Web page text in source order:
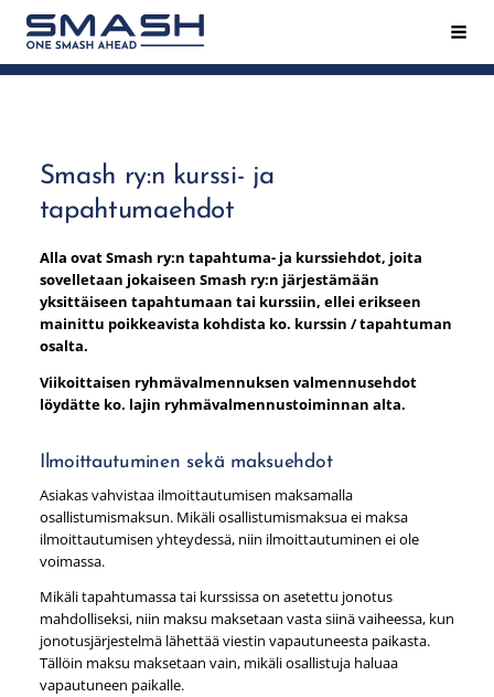
Siirry
sivun
sisältöön
Smash ry - Suomen suurin mailapeliseura
Smash ry:n kurssi- ja
tapahtumaehdot
Alla ovat Smash ry:n tapahtuma- ja kurssiehdot, joita
sovelletaan jokaiseen Smash ry:n järjestämään
yksittäiseen tapahtumaan tai kurssiin, ellei erikseen
mainittu poikkeavista kohdista ko. kurssin / tapahtuman
osalta.
Viikoittaisen ryhmävalmennuksen valmennusehdot
löydätte ko. lajin ryhmävalmennustoiminnan alta.
Ilmoittautuminen sekä maksuehdot
Asiakas vahvistaa ilmoittautumisen maksamalla
osallistumismaksun. Mikäli osallistumismaksua ei maksa
ilmoittautumisen yhteydessä, niin ilmoittautuminen ei ole
voimassa.
Mikäli tapahtumassa tai kurssissa on asetettu jonotus
mahdolliseksi, niin maksu maksetaan vasta siinä vaiheessa, kun
jonotusjärjestelmä lähettää viestin vapautuneesta paikasta.
Tällöin maksu maksetaan vain, mikäli osallistuja haluaa
vapautuneen paikalle.